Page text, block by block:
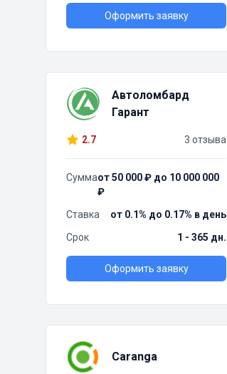
Оформить заявку
Автоломбард
Гарант
2.7 3 отзыва
Суммаот 50 000 ₽ до 10 000 000
₽
Ставка
от 0.1% до 0.17% в день
Срок
1 - 365 дн.
Оформить заявку
Caranga